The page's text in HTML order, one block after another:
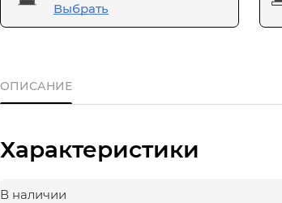
Выбрать
ОПИСАНИЕ
Характеристики
В наличии